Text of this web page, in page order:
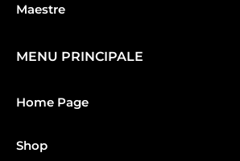
Maestre
MENU PRINCIPALE
Home Page
Shop